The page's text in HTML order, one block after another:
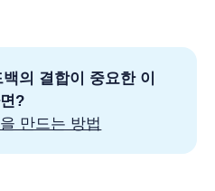
의 결합이 중요한 이
?
만드는 방법